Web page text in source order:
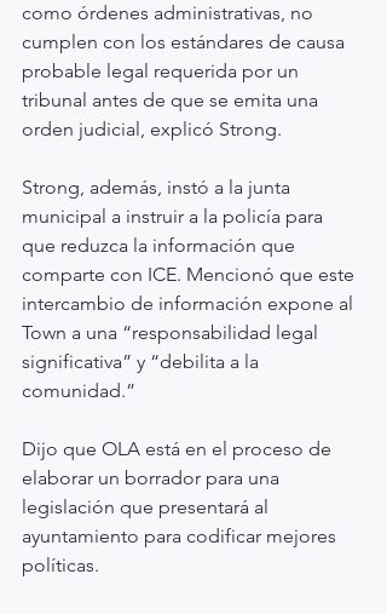
como órdenes administrativas, no
cumplen con los estándares de causa
probable legal requerida por un
tribunal antes de que se emita una
orden judicial, explicó Strong.
Strong, además, instó a la junta
municipal a instruir a la policía para
que reduzca la información que
comparte con ICE. Mencionó que este
intercambio de información expone al
Town a una “responsabilidad legal
significativa” y “debilita a la
comunidad.”
Dijo que OLA está en el proceso de
elaborar un borrador para una
legislación que presentará al
ayuntamiento para codificar mejores
políticas.